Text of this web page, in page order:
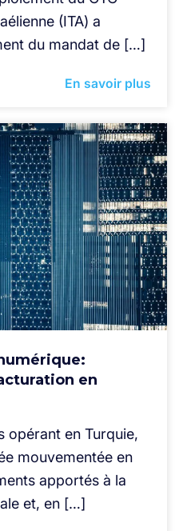
(ITA) a
du mandat de […]
En savoir plus
en
opérant en Turquie,
mouvementée en
apportés à la
et, en […]